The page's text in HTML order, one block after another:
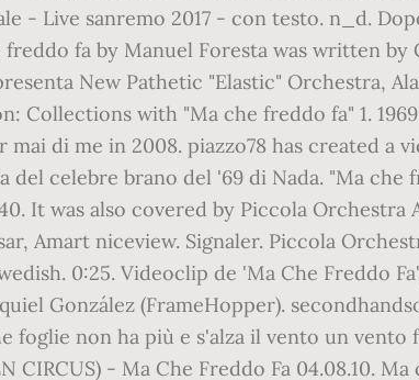
- Live sanremo 2017 - con testo. n_d.
fa by Manuel Foresta was written
New Pathetic "Elastic" Orchestra,
Collections with "Ma che freddo fa" 1.
di me in 2008. piazzo78 has created a
celebre brano del '69 di Nada. "Ma che
It was also covered by Piccola Orchestra
Amart niceview. Signaler. Piccola
0:25. Videoclip de 'Ma Che Freddo
González (FrameHopper).
foglie non ha più e s'alza il vento un
CIRCUS) - Ma Che Freddo Fa 04.08.10.